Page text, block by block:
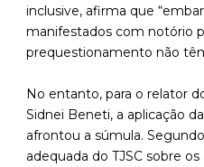
inclusive, afirma que
manifestados com notório
prequestionamento não
No entanto, para o relator
Sidnei Beneti, a aplicação
afrontou a súmula.
adequada do TJSC sobre